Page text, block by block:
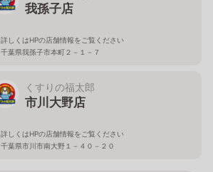
我孫子店
詳しくはHPの店舗情報をご覧ください
千葉県我孫子市本町２－１－７
くすりの福太郎
市川大野店
詳しくはHPの店舗情報をご覧ください
千葉県市川市南大野１－４０－２０